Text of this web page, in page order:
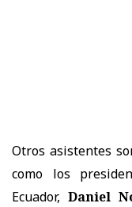
Otros asistentes
como los
Ecuador,Daniel